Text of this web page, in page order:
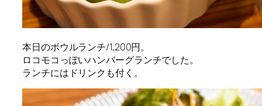
本日のボウルランチ/1,200円。
ロコモコっぽいハンバーグランチでした。
ランチにはドリンクも付く。